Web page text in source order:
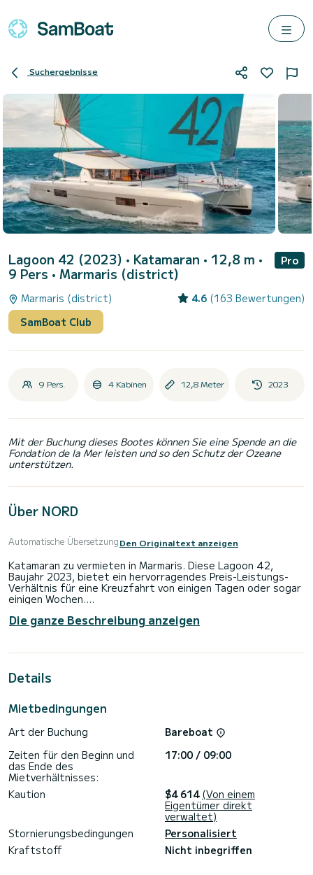
Suchergebnisse
Lagoon 42 (2023) • Katamaran • 12,8 m •
9 Pers • Marmaris (district)
Pro
Marmaris (district) 4.6 (163 Bewertungen)
SamBoat Club
9 Pers. 4 Kabinen 12,8 Meter 2023
Mit der Buchung dieses Bootes können Sie eine Spende an die
Fondation de la Mer leisten und so den Schutz der Ozeane
unterstützen.
Über NORD
Automatische ÜbersetzungDen Originaltext anzeigen
Katamaran zu vermieten in Marmaris. Diese Lagoon 42,
Baujahr 2023, bietet ein hervorragendes Preis-Leistungs-
Verhältnis für eine Kreuzfahrt von einigen Tagen oder sogar
einigen Wochen.
Der Katamaran ist 13 Meter lang und hat 114 PS. Die 4
Kabinen bieten Platz für 11 Passagiere während der
ausgestattet.
und einer Rollgenua ausgestattet. Es verfügt über folgende
Deckdusche, Elektrische Winde.
Wir laden Sie ein, direkt über die Plattform ein Angebot
anzufordern. Wir werden uns mit unseren besten Angeboten
Die ganze Beschreibung anzeigen
Details
Mietbedingungen
Art der Buchung
Bareboat
Zeiten für den Beginn und
das Ende des
Mietverhältnisses:
17:00 / 09:00
Kaution $4 614 (Von einem
Eigentümer direkt
verwaltet)
Stornierungsbedingungen
Personalisiert
Kraftstoff
Nicht inbegriffen